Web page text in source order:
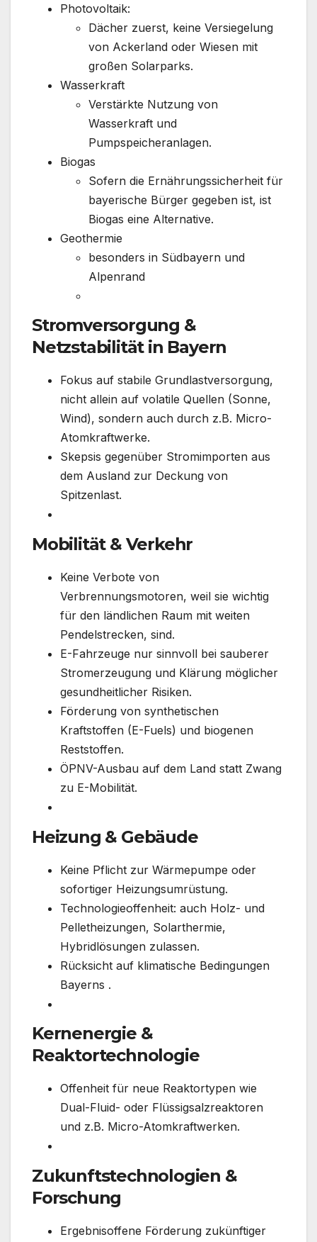
Photovoltaik:
Dächer zuerst, keine Versiegelung
von Ackerland oder Wiesen mit
großen Solarparks.
Wasserkraft
Verstärkte Nutzung von
Wasserkraft und
Pumpspeicheranlagen.
Biogas
Sofern die Ernährungssicherheit für
bayerische Bürger gegeben ist, ist
Biogas eine Alternative.
Geothermie
besonders in Südbayern und
Alpenrand
Stromversorgung &
Netzstabilität in Bayern
Fokus auf stabile Grundlastversorgung,
nicht allein auf volatile Quellen (Sonne,
Wind), sondern auch durch z.B. Micro-
Atomkraftwerke.
Skepsis gegenüber Stromimporten aus
dem Ausland zur Deckung von
Spitzenlast.
Mobilität & Verkehr
Keine Verbote von
Verbrennungsmotoren, weil sie wichtig
für den ländlichen Raum mit weiten
Pendelstrecken, sind.
E-Fahrzeuge nur sinnvoll bei sauberer
Stromerzeugung und Klärung möglicher
gesundheitlicher Risiken.
Förderung von synthetischen
Kraftstoffen (E-Fuels) und biogenen
Reststoffen.
ÖPNV-Ausbau auf dem Land statt Zwang
zu E-Mobilität.
Heizung & Gebäude
Keine Pflicht zur Wärmepumpe oder
sofortiger Heizungsumrüstung.
Technologieoffenheit: auch Holz- und
Pelletheizungen, Solarthermie,
Hybridlösungen zulassen.
Rücksicht auf klimatische Bedingungen
Bayerns .
Kernenergie &
Reaktortechnologie
Offenheit für neue Reaktortypen wie
Dual-Fluid- oder Flüssigsalzreaktoren
und z.B. Micro-Atomkraftwerken.
Zukunftstechnologien &
Forschung
Ergebnisoffene Förderung zukünftiger